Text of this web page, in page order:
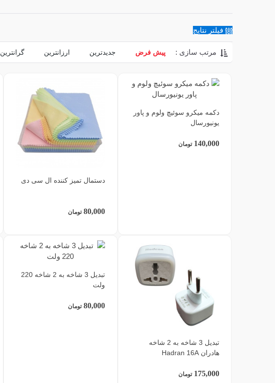
فیلتر نتایج
مرتب سازی : پیش فرض جدیدترین ارزانترین گرانترین
دکمه میکرو سوئیچ ولوم و پاور
یونیورسال
140,000 تومان
دستمال تمیز کننده ال سی دی
80,000 تومان
تبدیل 3 شاخه به 2 شاخه
هادران Hadran 16A
175,000 تومان
تبدیل 3 شاخه به 2 شاخه 220
ولت
80,000 تومان